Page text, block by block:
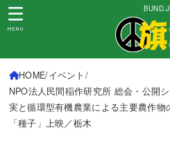
MENU
HOME イベント
NPO法人民間稲作研究所 総会・公開
実と循環型有機農業による主要農作物
「種子」上映／栃木